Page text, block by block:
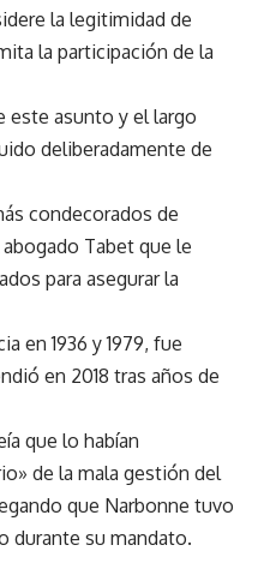
la legitimidad de
la participación de la
este asunto y el largo
deliberadamente de
condecorados de
Tabet que le
para asegurar la
en 1936 y 1979, fue
en 2018 tras años de
que lo habían
de la mala gestión del
que Narbonne tuvo
durante su mandato.